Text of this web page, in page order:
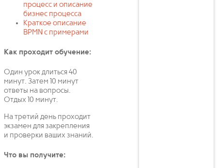
процесс и описание
бизнес процесса
Краткое описание
BPMN с примерами
Как проходит обучение:
Один урок длиться 40
минут. Затем 10 минут
ответы на вопросы.
Отдых 10 минут.
На третий день проходит
экзамен для закрепления
и проверки ваших знаний.
Что вы получите: